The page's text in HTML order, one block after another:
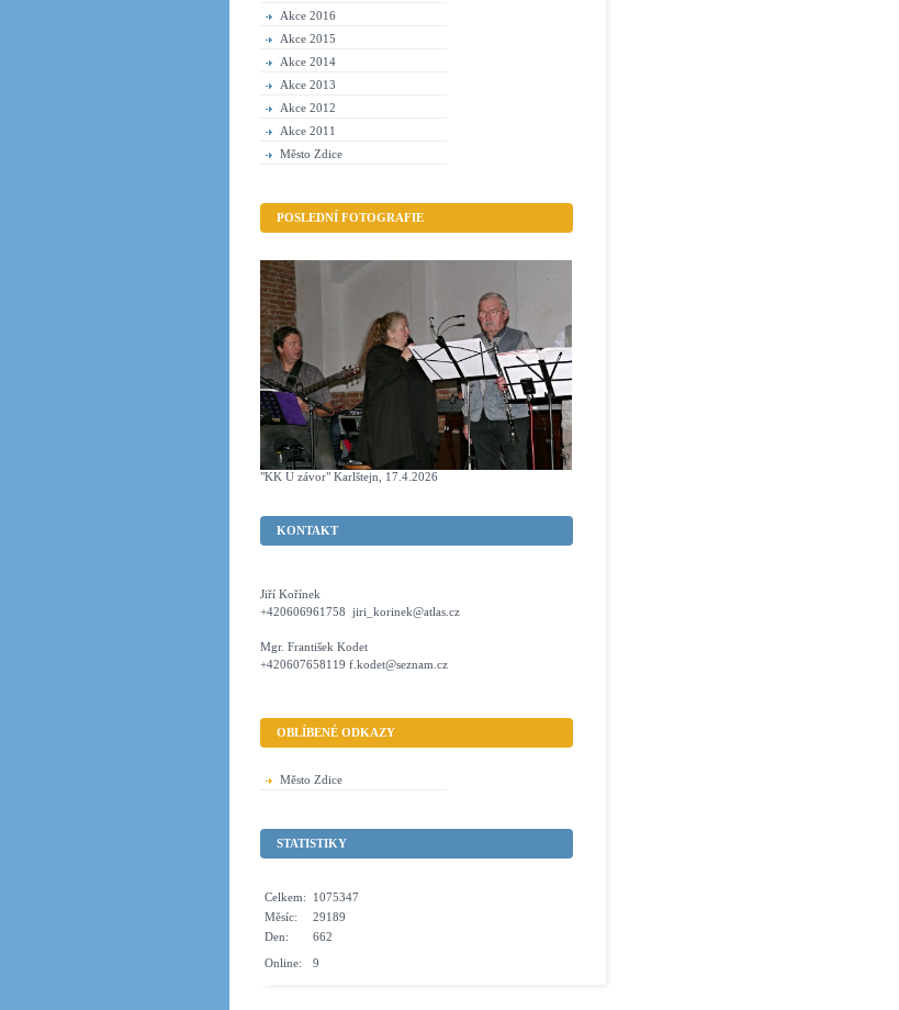
Akce 2016
Akce 2015
Akce 2014
Akce 2013
Akce 2012
Akce 2011
Město Zdice
POSLEDNÍ FOTOGRAFIE
"KK U závor" Karlštejn, 17.4.2026
KONTAKT
Jiří Kořínek
+420606961758 jiri_korinek@atlas.cz
Mgr. František Kodet
+420607658119 f.kodet@seznam.cz
OBLÍBENÉ ODKAZY
Město Zdice
STATISTIKY
Online: 9
Celkem:
1075347
Měsíc:
29189
Den:
662